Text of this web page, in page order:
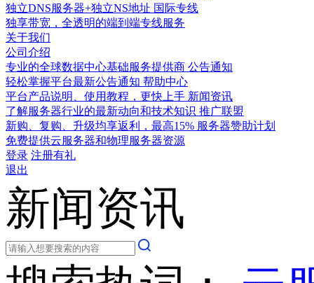
独立DNS服务器+独立NS地址 国际专线
独享带宽，全透明的端到端专线服务
关于我们
公司介绍
专业的全球数据中心基础服务提供商 公告通知
轻松掌握平台最新公告通知 帮助中心
平台产品说明、使用教程，更快上手 新闻资讯
了解服务器行业的最新动向和技术知识 推广联盟
新购、复购、升级均享返利，最高15% 服务器赞助计划
免费提供云服务器和物理服务器资源
登录 注册有礼
退出
新闻资讯